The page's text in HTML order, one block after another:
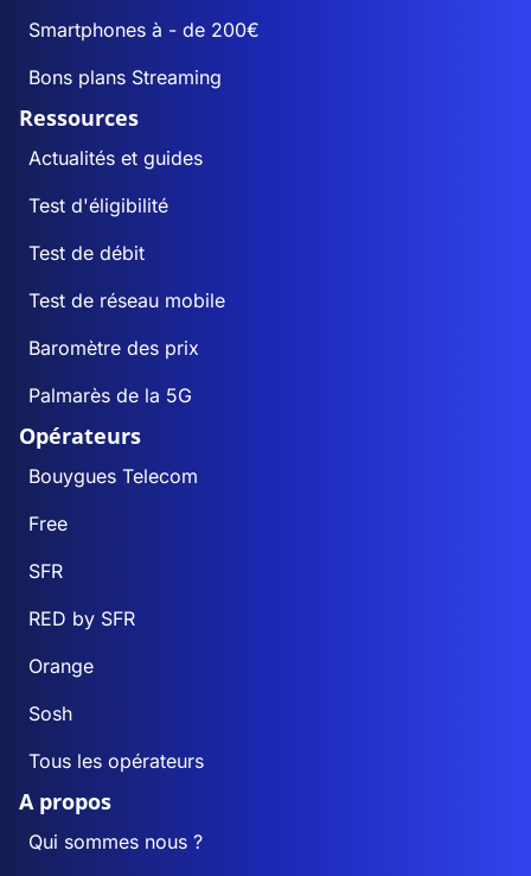
Smartphones à - de 200€
Bons plans Streaming
Ressources
Actualités et guides
Test d'éligibilité
Test de débit
Test de réseau mobile
Baromètre des prix
Palmarès de la 5G
Opérateurs
Bouygues Telecom
Free
SFR
RED by SFR
Orange
Sosh
Tous les opérateurs
A propos
Qui sommes nous ?